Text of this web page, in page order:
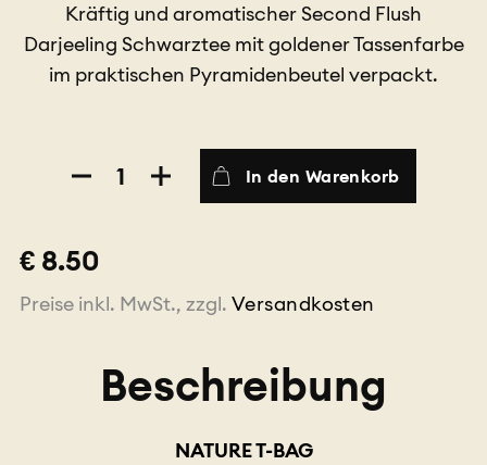
Kräftig und aromatischer Second Flush
Darjeeling Schwarztee mit goldener Tassenfarbe
im praktischen Pyramidenbeutel verpackt.
Stk.
BAGS
Second
In den Warenkorb
€ 8.50
Preise inkl. MwSt., zzgl. Versandkosten
Beschreibung
NATURE T-BAG